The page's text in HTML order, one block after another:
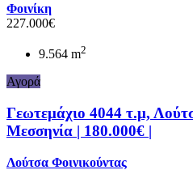
Φοινίκη
227.000€
9.564 m2
Αγορά
Γεωτεμάχιο 4044 τ.μ,
Μεσσηνία | 180.000€ |
Λούτσα Φοινικούντας